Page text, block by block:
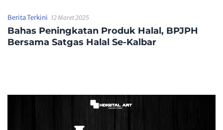
Berita Terkini 12 Maret 2025
Bahas Peningkatan Produk Halal, BPJPH
Bersama Satgas Halal Se-Kalbar